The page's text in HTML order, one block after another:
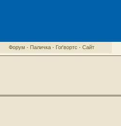
Форум · Паличка· Гоґвортс · Сайт